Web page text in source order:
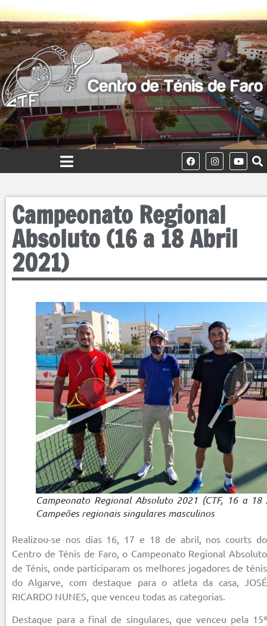
Campeonato Regional
Absoluto (16 a 18 Abril
2021)
Campeonato Regional Absoluto 2021 (CTF, 16 a 18
Campeões regionais singulares masculinos
Realizou-se nos dias 16, 17 e 18 de abril, nos courts do
Centro de Ténis de Faro, o Campeonato Regional Absoluto
de Ténis, onde participaram os melhores jogadores de ténis
do Algarve, com destaque para o atleta da casa, JOSÉ
RICARDO NUNES, que venceu todas as categorias.
Destaque para a final de singulares, que venceu pela 15ª